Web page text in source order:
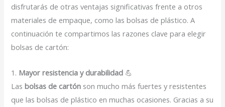
disfrutarás de otras ventajas significativas frente a otros
materiales de empaque, como las bolsas de plástico. A
continuación te compartimos las razones clave para elegir
bolsas de cartón:
1. Mayor resistencia y durabilidad 💪
Lasbolsas de cartón son mucho más fuertes y resistentes
que las bolsas de plástico en muchas ocasiones. Gracias a su